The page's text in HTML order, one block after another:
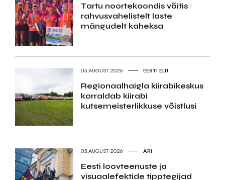
Tartu noortekoondis võitis
rahvusvahelistelt laste
mängudelt kaheksa
05.AUGUST 2026 EESTI ELU
Regionaalhaigla kiirabikeskus
korraldab kiirabi
kutsemeisterlikkuse võistlusi
05.AUGUST 2026 ÄRI
Eesti loovteenuste ja
visuaalefektide tipptegijad